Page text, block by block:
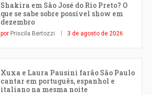
Shakira em São José do Rio Preto? O
que se sabe sobre possível show em
dezembro
por Priscila Bertozzi 3 de agosto de 2026
Xuxa e Laura Pausini farão São Paulo
cantar em português, espanhol e
italiano na mesma noite